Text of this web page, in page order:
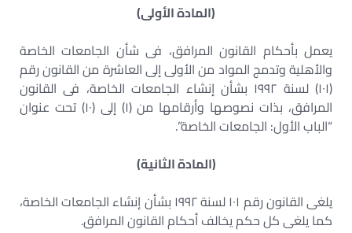
(المادة الأولى)
يعمل بأحكام القانون المرافق، فى شأن الجامعات الخاصة
والأهلية وتدمج المواد من الأولى إلى العاشرة من القانون رقم
(١٠١) لسنة ١٩٩٢ بشأن إنشاء الجامعات الخاصة، فى القانون
المرافق، بذات نصوصها وأرقامها من (١) إلى (١٠) تحت عنوان
“الباب الأول: الجامعات الخاصة”.
(المادة الثانية)
يلغى القانون رقم ١٠١ لسنة ١٩٩٢ بشأن إنشاء الجامعات الخاصة،
كما يلغى كل حكم يخالف أحكام القانون المرافق.